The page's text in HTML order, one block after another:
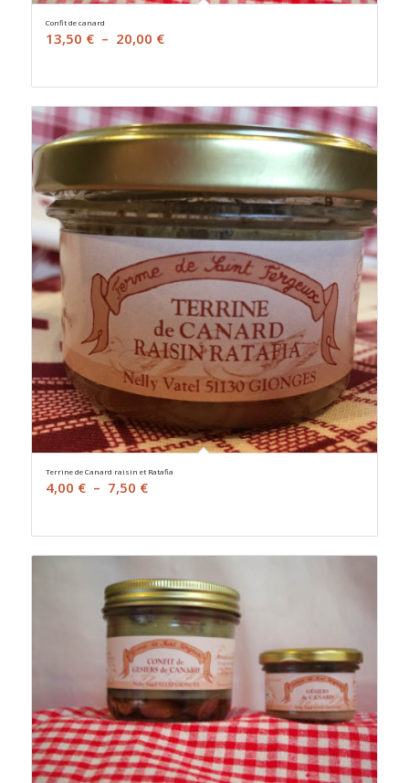
Confit de canard
13,50 € – 20,00 €Plage
13,50 €
à
20,00 €
Terrine de Canard raisin et Ratafia
4,00 € – 7,50 €Plage
4,00 €
à
7,50 €